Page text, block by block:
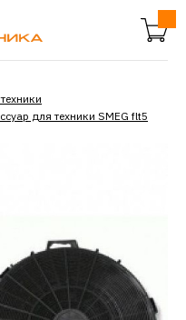
для техники SMEG flt5